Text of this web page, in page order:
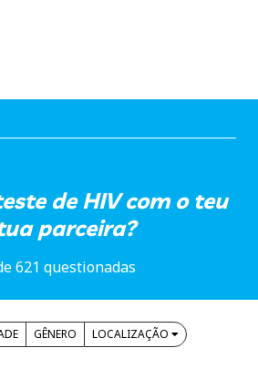
de HIV com o teu
parceira?
621 questionadas
GÊNERO LOCALIZAÇÃO